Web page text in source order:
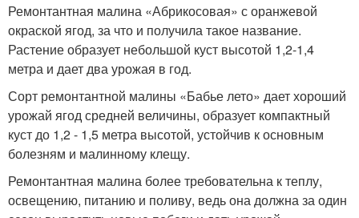
Ремонтантная малина «Абрикосовая» с оранжевой
окраской ягод, за что и получила такое название.
Растение образует небольшой куст высотой 1,2-1,4
метра и дает два урожая в год.
Сорт ремонтантной малины «Бабье лето» дает хороший
урожай ягод средней величины, образует компактный
куст до 1,2 - 1,5 метра высотой, устойчив к основным
болезням и малинному клещу.
Ремонтантная малина более требовательна к теплу,
освещению, питанию и поливу, ведь она должна за один